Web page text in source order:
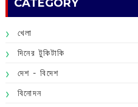
CATEGORY
খেলা
দিনের টুকিটাকি
দেশ - বিদেশ
বিনোদন